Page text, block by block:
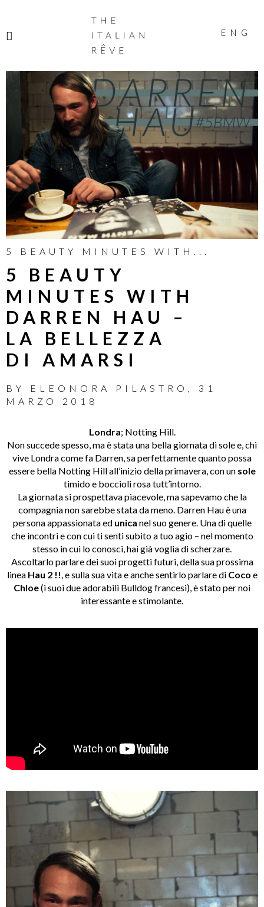
ITALIAN
RÊVE
ENG
5 BEAUTY MINUTES WITH...
5 BEAUTY
MINUTES WITH
DARREN HAU –
LA BELLEZZA
DI AMARSI
BY ELEONORA PILASTRO , 31
MARZO 2018
Londra; Notting Hill.
Non succede spesso, ma è stata una bella giornata di sole e, chi
vive Londra come fa Darren, sa perfettamente quanto possa
essere bella Notting Hill all’inizio della primavera, con un sole
timido e boccioli rosa tutt’intorno.
La giornata si prospettava piacevole, ma sapevamo che la
compagnia non sarebbe stata da meno. Darren Hau è una
persona appassionata ed unica nel suo genere. Una di quelle
che incontri e con cui ti senti subito a tuo agio – nel momento
stesso in cui lo conosci, hai già voglia di scherzare.
Ascoltarlo parlare dei suoi progetti futuri, della sua prossima
linea Hau 2 !!, e sulla sua vita e anche sentirlo parlare di Coco e
Chloe(i suoi due adorabili Bulldog francesi), è stato per noi
interessante e stimolante.